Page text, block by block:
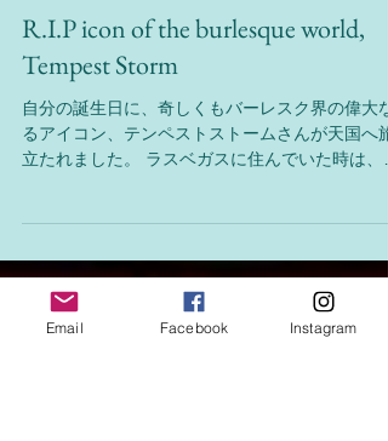
Aug 3, 2021
1 min read
R.I.P icon of the burlesque world,
Tempest Storm
自分の誕生日に、奇しくもバーレスク界の偉大な
で行われるイベントやショーでは顔を合わす事も
多く、Switchy World...
Email Facebook Instagram